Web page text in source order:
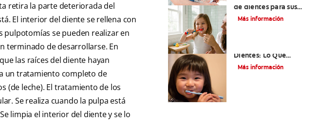
retira la parte deteriorada del
El interior del diente se rellena con
pulpotomías se pueden realizar en
terminado de desarrollarse. En
las raíces del diente hayan
un tratamiento completo de
(de leche). El tratamiento de los
Se realiza cuando la pulpa está
limpia el interior del diente y se lo
de dientes para sus
hijos
Más información
Dientes: Lo Que
Necesita Saber
Más información